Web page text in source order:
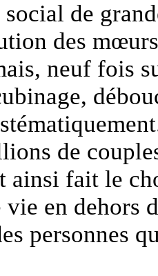
social de
des
neuf fois
de
ainsi fait le
vie en dehors
personnes